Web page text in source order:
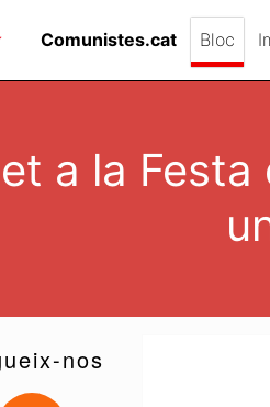
Comunistes.cat Bloc
a la
nos